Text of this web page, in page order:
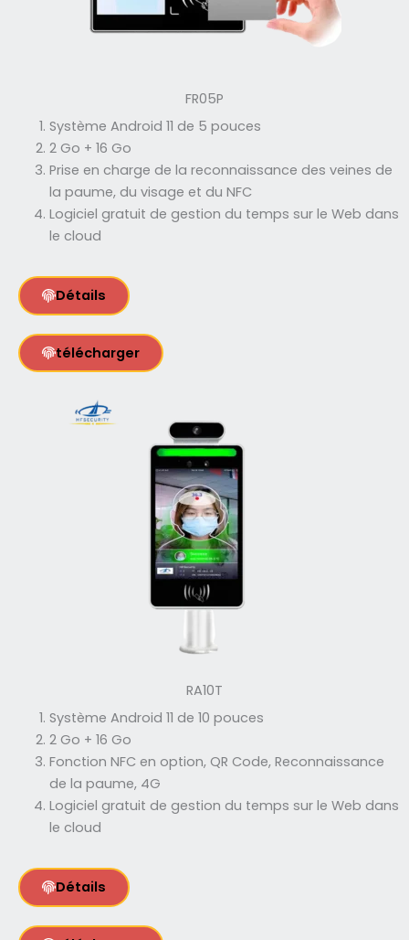
FR05P
Système Android 11 de 5 pouces
2 Go + 16 Go
Prise en charge de la reconnaissance des veines de
la paume, du visage et du NFC
Logiciel gratuit de gestion du temps sur le Web dans
le cloud
Détails
télécharger
RA10T
Système Android 11 de 10 pouces
2 Go + 16 Go
Fonction NFC en option, QR Code, Reconnaissance
de la paume, 4G
Logiciel gratuit de gestion du temps sur le Web dans
le cloud
Détails